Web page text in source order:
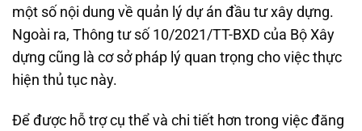
một số nội dung về quản lý dự án đầu tư xây dựng.
Ngoài ra, Thông tư số 10/2021/TT-BXD của Bộ Xây
dựng cũng là cơ sở pháp lý quan trọng cho việc thực
hiện thủ tục này.
Để được hỗ trợ cụ thể và chi tiết hơn trong việc đăng